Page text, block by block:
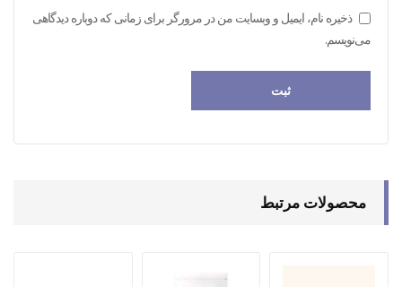
ذخیره نام، ایمیل و وبسایت من در مرورگر برای زمانی که دوباره دیدگاهی
می‌نویسم.
محصولات مرتبط